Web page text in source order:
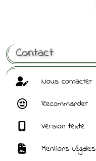
Contact
Nous contacter
Recommander
Version texte
Mentions Légales